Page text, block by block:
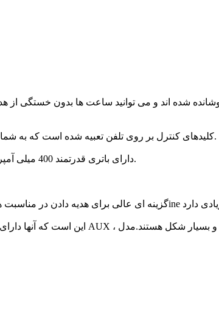
شده اند و می توانید ساعت ها بدون خستگی از
کلیدهای کنترل بر روی تلفن تعبیه شده است که به شما امکان می دهد موسیقی ، روشن و خاموش و مکالمه را مدیریت کنید.
دارای باتری قدرتمند 400 میلی آمپر ساعتی است که به راحتی می تواند ساعت ها به موسیقی گوش دهد.